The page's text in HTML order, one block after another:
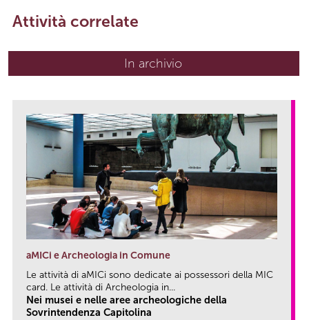
Attività correlate
In archivio
aMICi e Archeologia in Comune
Le attività di aMICi sono dedicate ai possessori della MIC
card. Le attività di Archeologia in...
Nei musei e nelle aree archeologiche della
Sovrintendenza Capitolina